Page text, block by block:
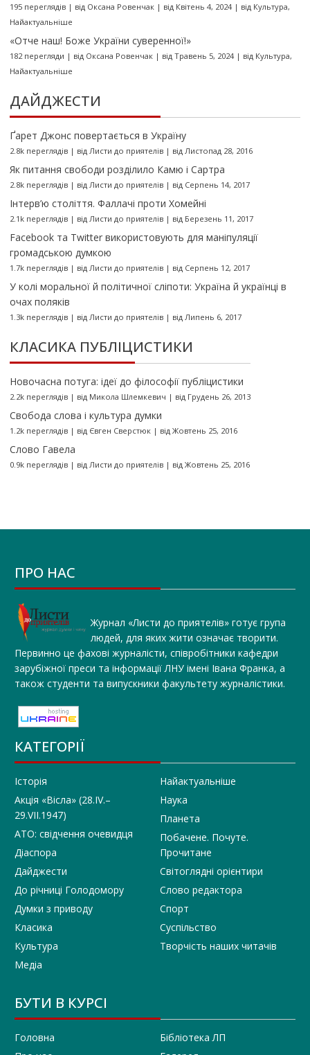
195 переглядів| від Оксана Ровенчак| від Квітень 4, 2024| від Культура,
Найактуальніше
«Отче наш! Боже України суверенної!»
182 перегляди | від Оксана Ровенчак| від Травень 5, 2024| від Культура,
Найактуальніше
ДАЙДЖЕСТИ
Ґарет Джонс повертається в Україну
2.8k переглядів| від Листи до приятелів| від Листопад 28, 2016
Як питання свободи розділило Камю і Сартра
2.8k переглядів| від Листи до приятелів| від Серпень 14, 2017
Інтерв’ю століття. Фаллачі проти Хомейні
2.1k переглядів| від Листи до приятелів| від Березень 11, 2017
Facebook та Twitter використовують для маніпуляції
громадською думкою
1.7k переглядів| від Листи до приятелів| від Серпень 12, 2017
У колі моральної й політичної сліпоти: Україна й українці в
очах поляків
1.3k переглядів| від Листи до приятелів| від Липень 6, 2017
КЛАСИКА ПУБЛІЦИСТИКИ
Новочасна потуга: ідеї до філософії публіцистики
2.2k переглядів| від Микола Шлемкевич | від Грудень 26, 2013
Свобода слова і культура думки
1.2k переглядів| від Євген Сверстюк| від Жовтень 25, 2016
Слово Гавела
0.9k переглядів| від Листи до приятелів| від Жовтень 25, 2016
ПРО НАС
Журнал «Листи до приятелів» готує група
людей, для яких жити означає творити.
Первинно це фахові журналісти, співробітники кафедри
зарубіжної преси та інформації ЛНУ імені Івана Франка, а
також студенти та випускники факультету журналістики.
КАТЕГОРІЇ
Історія
Акція «Вісла» (28.IV.–
29.VII.1947)
АТО: свідчення очевидця
Діаспора
Дайджести
До річниці Голодомору
Думки з приводу
Класика
Культура
Медіа
Найактуальніше
Наука
Планета
Побачене. Почуте.
Прочитане
Світоглядні орієнтири
Слово редактора
Спорт
Суспільство
Творчість наших читачів
БУТИ В КУРСІ
Головна
Бібліотека ЛП